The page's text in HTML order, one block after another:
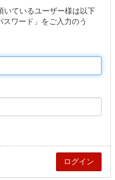
いているユーザー様は以下
ワード」をご入力のう